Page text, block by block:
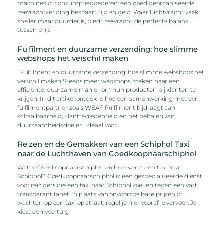
machines of consumptiegoederen: een goed georganiseerde
zeevrachtzending bespaart tijd en geld. Waar luchtvracht vaak
sneller maar duurder is, biedt zeevracht de perfecte balans
tussen prijs
Fulfilment en duurzame verzending: hoe slimme
webshops het verschil maken
Fulfilment en duurzame verzending: hoe slimme webshops het
verschil maken Steeds meer webshops zoeken naar een
efficiënte, duurzame manier om hun producten bij klanten te
krijgen. In dit artikel ontdek je hoe een samenwerking met een
fulfilmentpartner zoals WEAF Fulfilment bijdraagt aan
schaalbaarheid, klanttevredenheid en het behalen van
duurzaamheidsdoelen. Ideaal voor
Reizen en de Gemakken van een Schiphol Taxi
naar de Luchthaven van Goedkoopnaarschiphol
Wat is Goedkoopnaarschiphol en hoe werkt een taxi naar
Schiphol? Goedkoopnaarschiphol is een gespecialiseerde dienst
voor reizigers die een taxi naar Schiphol zoeken tegen een vast,
transparant tarief. In plaats van onvoorspelbare prijzen of
wachten op een taxi op straat, regel je hier vooraf je vervoer. Je
kiest een voertuig